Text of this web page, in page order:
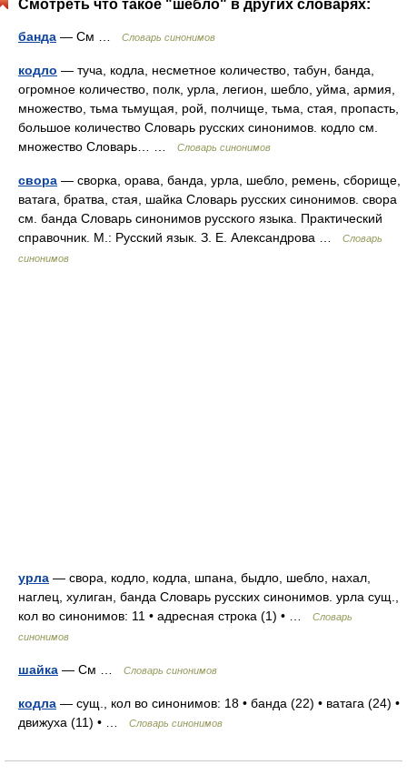
Смотреть что такое "шебло" в других словарях:
банда — См … Словарь синонимов
кодло — туча, кодла, несметное количество, табун, банда,
огромное количество, полк, урла, легион, шебло, уйма, армия,
множество, тьма тьмущая, рой, полчище, тьма, стая, пропасть,
большое количество Словарь русских синонимов. кодло см.
множество Словарь… …
Словарь синонимов
свора — сворка, орава, банда, урла, шебло, ремень, сборище,
ватага, братва, стая, шайка Словарь русских синонимов. свора
см. банда Словарь синонимов русского языка. Практический
справочник. М.: Русский язык. З. Е. Александрова …
Словарь
синонимов
урла — свора, кодло, кодла, шпана, быдло, шебло, нахал,
наглец, хулиган, банда Словарь русских синонимов. урла сущ.,
кол во синонимов: 11 • адресная строка (1) • …
Словарь
синонимов
шайка — См … Словарь синонимов
кодла — сущ., кол во синонимов: 18 • банда (22) • ватага (24) •
движуха (11) • …
Словарь синонимов